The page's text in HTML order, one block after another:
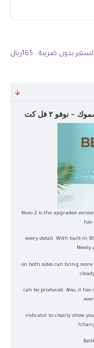
السعر بدون ضريبة : 165ريال
Novo 2 is the upgraded
has
every detail. With built-in
Newly
on both sides can bring
can be produced. Also, it
indicator to clearly show